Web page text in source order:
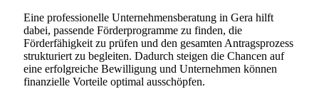
Eine professionelle Unternehmensberatung in Gera hilft
dabei, passende Förderprogramme zu finden, die
Förderfähigkeit zu prüfen und den gesamten Antragsprozess
strukturiert zu begleiten. Dadurch steigen die Chancen auf
eine erfolgreiche Bewilligung und Unternehmen können
finanzielle Vorteile optimal ausschöpfen.